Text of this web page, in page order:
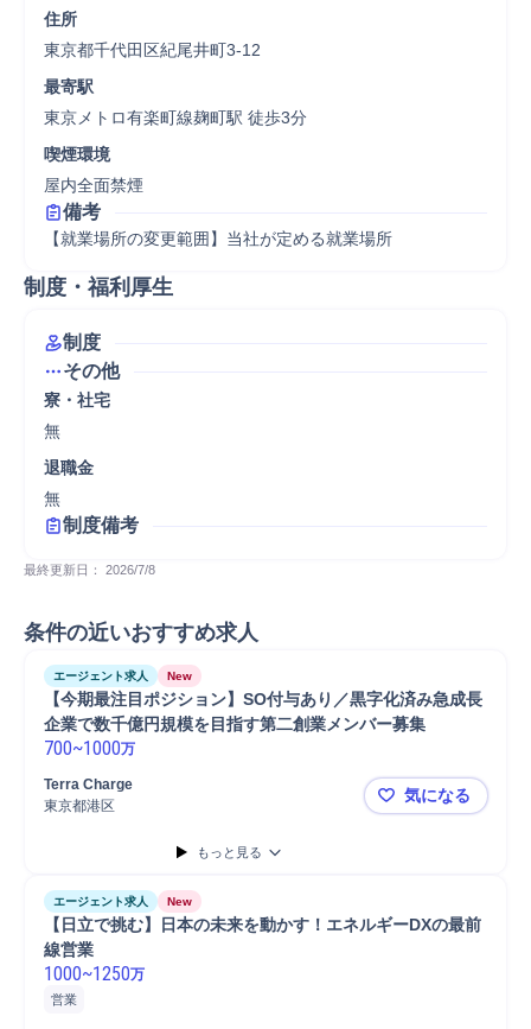
住所
東京都千代田区紀尾井町3-12
最寄駅
東京メトロ有楽町線麹町駅 徒歩3分
喫煙環境
屋内全面禁煙
備考
【就業場所の変更範囲】当社が定める就業場所
制度・福利厚生
制度
その他
寮・社宅
無
退職金
無
制度備考
最終更新日： 2026/7/8
条件の近いおすすめ求人
エージェント求人 New
【今期最注目ポジション】SO付与あり／黒字化済み急成長
企業で数千億円規模を目指す第二創業メンバー募集
700~1000万
Terra Charge
東京都港区
【今期最注
気になる
もっと見る
エージェント求人 New
【日立で挑む】日本の未来を動かす！エネルギーDXの最前
線営業
1000~1250万
営業